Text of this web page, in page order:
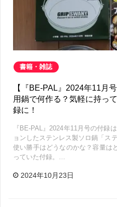
書籍・雑誌
【『BE-PAL』2024年11月
用鍋で何作る？気軽に持っ
録に！
『BE-PAL』2024年11月号の付録
ョンしたステンレス製ソロ鍋「ス
使い勝手はどうなのかな？容量は
っていた付録。…
2024年10月23日